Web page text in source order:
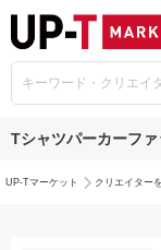
Tシャツパーカーフ
UP-Tマーケット クリエイター